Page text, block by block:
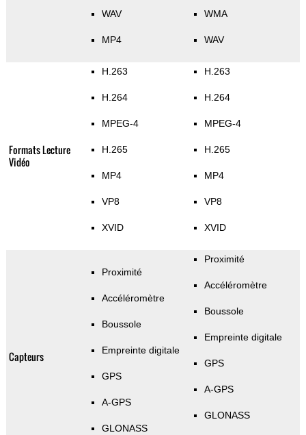
WAV
MP4
WMA
WAV
Formats Lecture
Vidéo
H.263
H.264
MPEG-4
H.265
MP4
VP8
XVID
H.263
H.264
MPEG-4
H.265
MP4
VP8
XVID
Capteurs
Proximité
Accéléromètre
Boussole
Empreinte digitale
GPS
A-GPS
GLONASS
Proximité
Accéléromètre
Boussole
Empreinte digitale
GPS
A-GPS
GLONASS